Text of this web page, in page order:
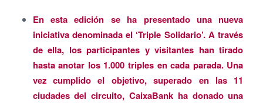
En esta edición se ha presentado una nueva
iniciativa denominada el ‘Triple Solidario’. A través
de ella, los participantes y visitantes han tirado
hasta anotar los 1.000 triples en cada parada. Una
vez cumplido el objetivo, superado en las 11
ciudades del circuito, CaixaBank ha donado una